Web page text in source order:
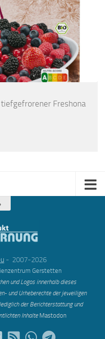
tiefgefrorener Freshona
- 2007-2026
Gerstetten
und Logos innerhalb dieses
und Urheberechte der jeweiligen
der Berichterstattung und
Inhalte Mastodon